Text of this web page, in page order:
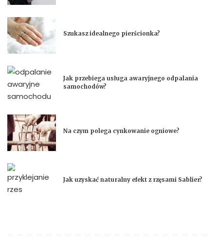
Szukasz idealnego pierścionka?
Jak przebiega usługa awaryjnego odpalania
samochodów?
Na czym polega cynkowanie ogniowe?
Jak uzyskać naturalny efekt z rzęsami Sablier?